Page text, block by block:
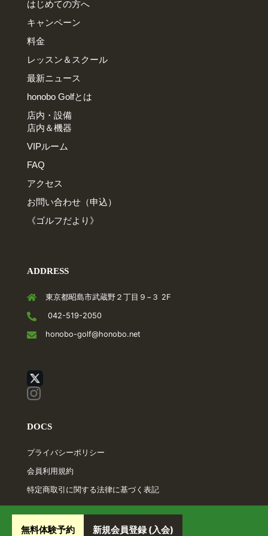
はじめての方へ
キャンペーン
料金
レッスン＆スクール
最新ニュース
honobo Golfとは
店内・設備
店内＆機器
VIPルーム
FAQ
アクセス
お問い合わせ（申込）
《ゴルフだより》
ADDRESS
東京都昭島市武蔵野２丁目９−３ 2F
042-519-2050
honobo-golf@honobo.net
DOCS
プライバシーポリシー
会員利用規約
特定商取引に関する法律に基づく表記
無料体験予約 新規会員登録 (入会)